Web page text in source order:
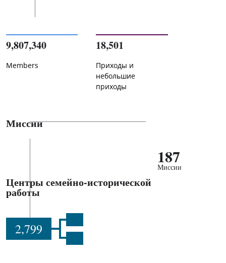
9,807,340
Members
18,501
Приходы и
небольшие
приходы
Миссии
187
Миссии
Центры семейно-исторической
работы
2,799